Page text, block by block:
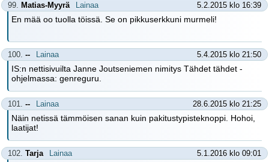
99. Matias-Myyrä Lainaa 5.2.2015 klo 16:39
En mää oo tuolla töissä. Se on pikkuserkkuni murmeli!
100. -- Lainaa 5.4.2015 klo 21:50
IS:n nettisivuilta Janne Joutseniemen nimitys Tähdet tähdet -
ohjelmassa: genreguru.
101. -- Lainaa 28.6.2015 klo 21:25
Näin netissä tämmöisen sanan kuin pakitustypisteknoppi. Hohoi,
laatijat!
102. Tarja Lainaa 5.1.2016 klo 09:01